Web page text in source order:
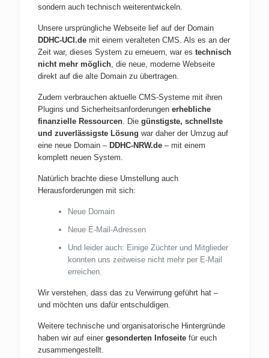
sondern auch technisch weiterentwickeln.
Unsere ursprüngliche Webseite lief auf der Domain
DDHC-UCI.de mit einem veralteten CMS. Als es an der
Zeit war, dieses System zu erneuern, war es technisch
nicht mehr möglich, die neue, moderne Webseite
direkt auf die alte Domain zu übertragen.
Zudem verbrauchen aktuelle CMS-Systeme mit ihren
Plugins und Sicherheitsanforderungen erhebliche
finanzielle Ressourcen. Die günstigste, schnellste
und zuverlässigste Lösung war daher der Umzug auf
eine neue Domain – DDHC-NRW.de – mit einem
komplett neuen System.
Natürlich brachte diese Umstellung auch
Herausforderungen mit sich:
Neue Domain
Neue E-Mail-Adressen
Und leider auch: Einige Züchter und Mitglieder
konnten uns zeitweise nicht mehr per E-Mail
erreichen.
Wir verstehen, dass das zu Verwirrung geführt hat –
und möchten uns dafür entschuldigen.
Weitere technische und organisatorische Hintergründe
haben wir auf einer gesonderten Infoseite für euch
zusammengestellt.